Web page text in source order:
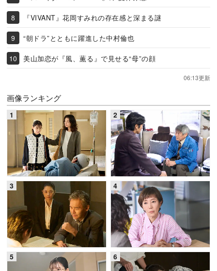
『VIVANT』花岡すみれの存在感と深まる謎
“朝ドラ”とともに躍進した中村倫也
美山加恋が『風、薫る』で見せる“母”の顔
06:13更新
画像ランキング